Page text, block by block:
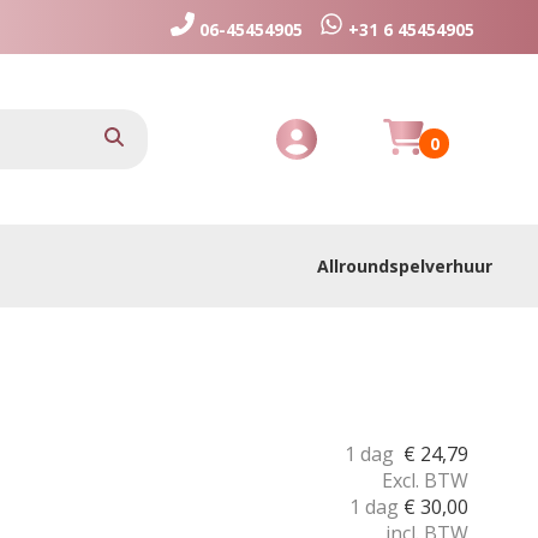
06-45454905 +31 6 45454905
zoeken
Toggle Account dropdown
Huurmandje
0
Allroundspelverhuur
1 dag € 24,79
Excl. BTW
1 dag € 30,00